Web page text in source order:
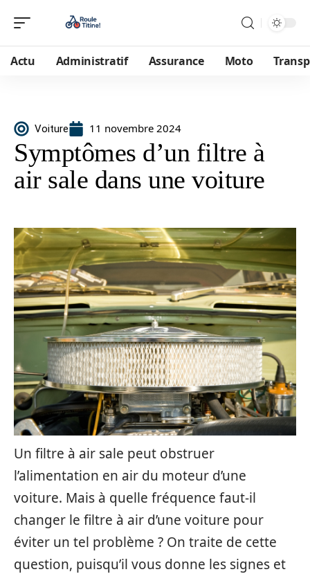
Actu Administratif Assurance Moto
Voiture 11 novembre 2024
Symptômes d’un filtre à
air sale dans une voiture
Un filtre à air sale peut obstruer
l’alimentation en air du moteur d’une
voiture. Mais à quelle fréquence faut-il
changer le filtre à air d’une voiture pour
éviter un tel problème ? On traite de cette
question, puisqu’il vous donne les signes et